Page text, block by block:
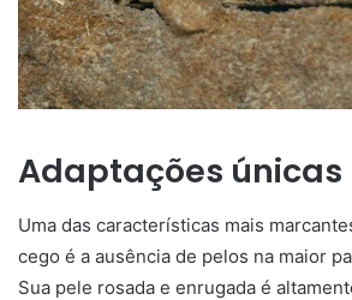
Adaptações únicas
Uma das características mais
cego é a ausência de pelos na maior
Sua pele rosada e enrugada é